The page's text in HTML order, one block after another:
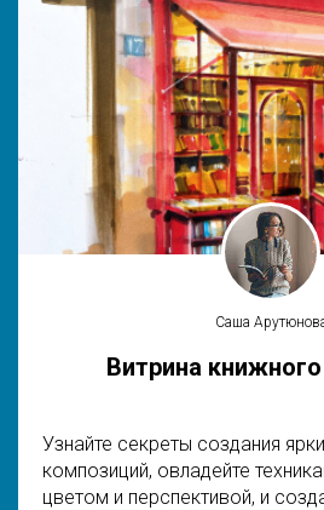
Саша
Витрина
Узнайте секреты создания
композиций, овладейте
цветом и перспективой, и